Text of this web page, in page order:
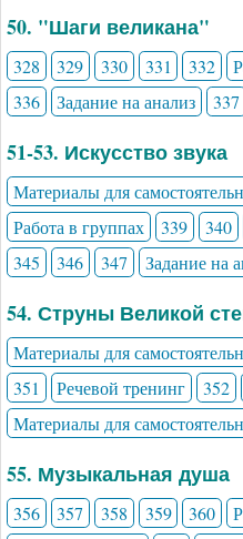
50. "Шаги великана"
328 329 330 331 332
336
Задание на анализ 337
51-53. Искусство звука
Материалы для
Работа в группах
339 340
345
346 347 Задание на
54. Струны Великой
Материалы для
351
Речевой тренинг 352
Материалы для
55. Музыкальная душа
356 357 358 359 360